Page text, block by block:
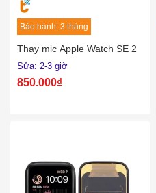
Bảo hành: 3 tháng
Thay mic Apple Watch SE 2
Sửa: 2-3 giờ
850.000₫